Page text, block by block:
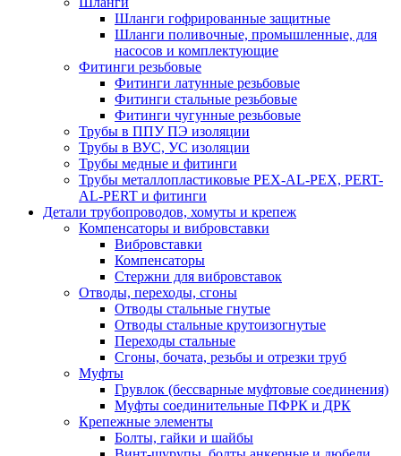
Шланги гофрированные защитные
Шланги поливочные, промышленные, для
насосов и комплектующие
Фитинги резьбовые
Фитинги латунные резьбовые
Фитинги стальные резьбовые
Фитинги чугунные резьбовые
Трубы в ППУ ПЭ изоляции
Трубы в ВУС, УС изоляции
Трубы медные и фитинги
Трубы металлопластиковые PEX-AL-PEX, PERT-
AL-PERT и фитинги
Детали трубопроводов, хомуты и крепеж
Компенсаторы и вибровставки
Вибровставки
Компенсаторы
Стержни для вибровставок
Отводы, переходы, сгоны
Отводы стальные гнутые
Отводы стальные крутоизогнутые
Переходы стальные
Сгоны, бочата, резьбы и отрезки труб
Муфты
Грувлок (бессварные муфтовые соединения)
Муфты соединительные ПФРК и ДРК
Крепежные элементы
Болты, гайки и шайбы